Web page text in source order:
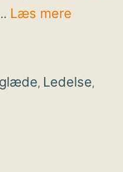
Læs mere
, Ledelse,